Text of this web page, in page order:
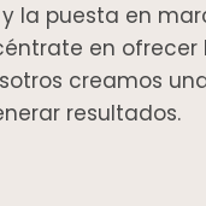
la puesta en
en
creamos
resultados.